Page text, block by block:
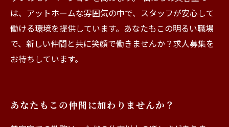
は、アットホームな雰囲気の中で、スタッフが安心して
働ける環境を提供しています。あなたもこの明るい職場
で、新しい仲間と共に笑顔で働きませんか？求人募集を
お待ちしています。
あなたもこの仲間に加わりませんか？